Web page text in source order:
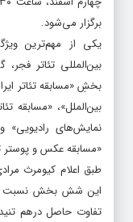
برگزار می‌شود.
یکی از مهم‌ترین
بین‌المللی تئاتر
بخشِ «مسابقه‌ تئاتر
بین‌الملل»، «مسابقه‌
نمایش‌های
«مسابقه‌ عکس و پوستر
طبق اعلام کیومرث
این شش بخش نسبت
تفاوت حاصل درهم‌